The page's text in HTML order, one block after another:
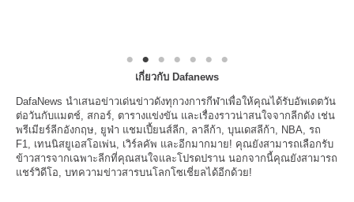
เกี่ยวกับ Dafanews
DafaNews นำเสนอข่าวเด่นข่าวดังทุกวงการกีฬาเพื่อให้คุณได้รับอัพเดตวัน
ต่อวันกับแมตช์, สกอร์, ตารางแข่งขัน และเรื่องราวน่าสนใจจากลีกดัง เช่น
พรีเมียร์ลีกอังกฤษ, ยูฟ่า แชมเปี้ยนส์ลีก, ลาลีก้า, บุนเดสลีก้า, NBA, รถ
F1, เทนนิสยูเอสโอเพ่น, เวิร์ลคัพ และอีกมากมาย! คุณยังสามารถเลือกรับ
ข้าวสารจากเฉพาะลีกที่คุณสนใจและโปรดปราน นอกจากนี้คุณยังสามารถ
แชร์วิดีโอ, บทความข่าวสารบนโลกโซเชี่ยลได้อีกด้วย!